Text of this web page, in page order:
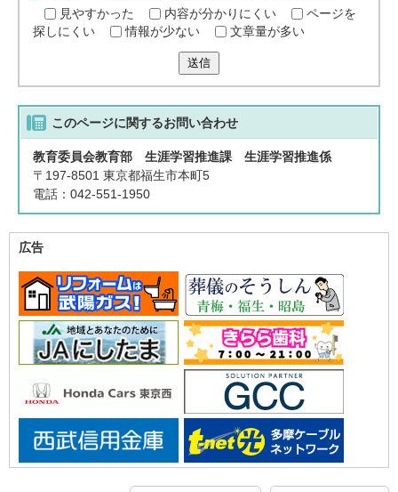
見やすかった
内容が分かりにくい
ページを
探しにくい
情報が少ない 文章量が多い
送信
このページに関するお問い合わせ
教育委員会教育部 生涯学習推進課 生涯学習推進係
〒197-8501 東京都福生市本町5
電話：042-551-1950
広告